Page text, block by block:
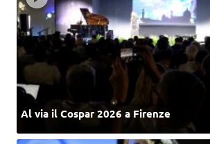
Al via il Cospar 2026 a Firenze